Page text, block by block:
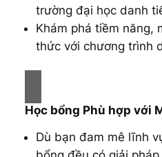
trường đại học danh
Khám phá tiềm năng,
thức với chương trình
Học bổng Phù hợp với
Dù bạn đam mê lĩnh